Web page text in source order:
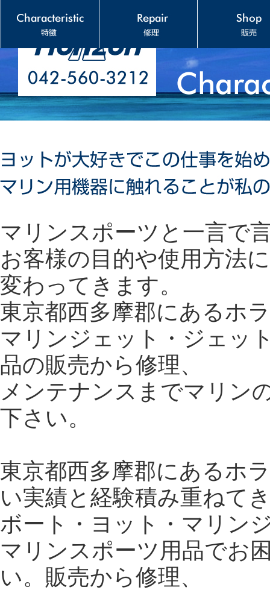
マリンスポーツと一言で
お客様の目的や使用方法
変わってきます。
東京都西多摩郡にあるホ
マリンジェット・ジェッ
品の販売から修理、
メンテナンスまでマリン
下さい。
東京都西多摩郡にあるホ
い実績と経験積み重ねて
ボート・ヨット・マリン
マリンスポーツ用品でお
い。販売から修理、